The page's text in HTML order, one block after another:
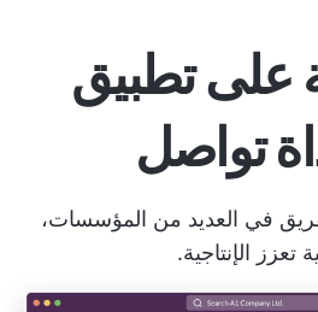
على تطبيق
في العديد من المؤسسات،
تعزز الإنتاجية.